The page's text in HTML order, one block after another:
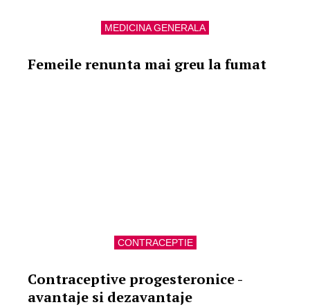
MEDICINA GENERALA
Femeile renunta mai greu la fumat
CONTRACEPTIE
Contraceptive progesteronice -
avantaje si dezavantaje